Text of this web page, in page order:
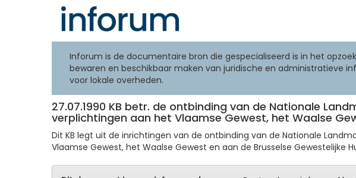
Inforum is de documentaire bron die gespecialiseerd is in het
bewaren en beschikbaar maken van juridische en administratieve
voor lokale overheden.
27.07.1990 KB betr. de ontbinding van de Nationale
verplichtingen aan het Vlaamse Gewest, het Waalse
Dit KB legt uit de inrichtingen van de ontbinding van de Nationale
Vlaamse Gewest, het Waalse Gewest en aan de Brusselse Gewestelijke